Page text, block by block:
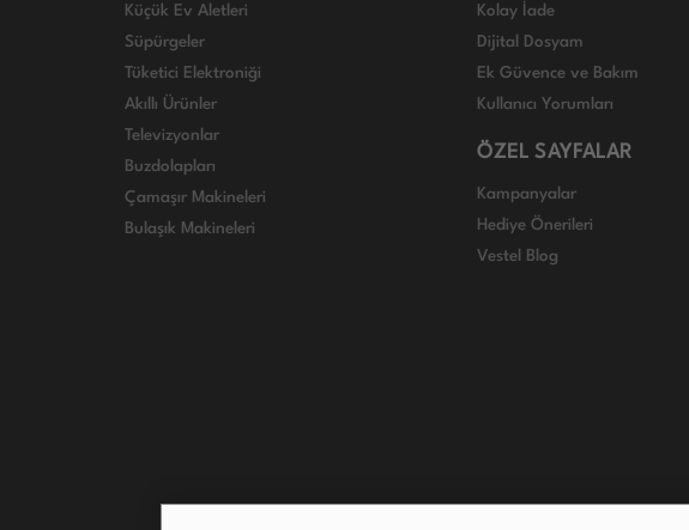
Küçük Ev Aletleri
Süpürgeler
Tüketici Elektroniği
Akıllı Ürünler
Televizyonlar
Buzdolapları
Çamaşır Makineleri
Bulaşık Makineleri
Kolay İade
Dijital Dosyam
Ek Güvence ve Bakım
Kullanıcı Yorumları
ÖZEL SAYFALAR
Kampanyalar
Hediye Önerileri
Vestel Blog